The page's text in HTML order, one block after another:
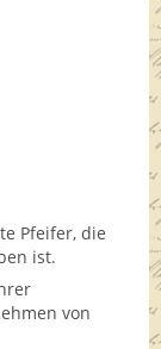
Pfeifer, die
ist.
von